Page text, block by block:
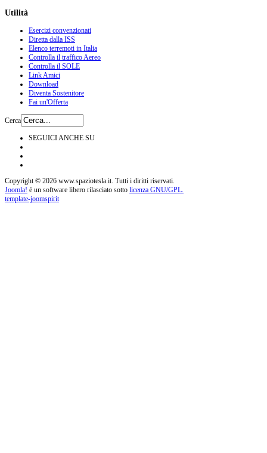
Utilità
Esercizi convenzionati
Diretta dalla ISS
Elenco terremoti in Italia
Controlla il traffico Aereo
Controlla il SOLE
Link Amici
Download
Diventa Sostenitore
Fai un'Offerta
Cerca
SEGUICI ANCHE SU
Copyright © 2026 www.spaziotesla.it. Tutti i diritti riservati.
Joomla! è un software libero rilasciato sotto licenza GNU/GPL.
template-joomspirit